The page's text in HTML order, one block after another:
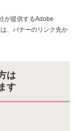
が提供するAdobe
、バナーのリンク先か
は
す